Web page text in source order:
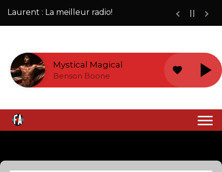
Laurent : La meilleur radio!
Mystical Magical
Benson Boone
favorite